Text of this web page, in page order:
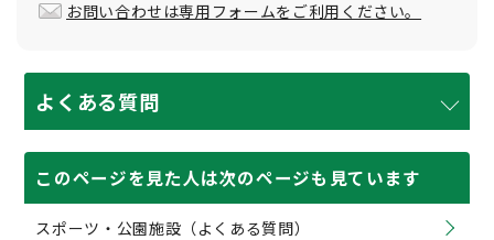
お問い合わせは専用フォームをご利用ください。
よくある質問
このページを見た人は次のページも見ています
スポーツ・公園施設（よくある質問）